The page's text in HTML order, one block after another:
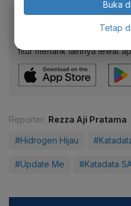
fitur menarik lainnya lewat
Reporter: Rezza Aji Pratama
#Hidrogen Hijau
#Update Me #Katadata
Buka
Tetap